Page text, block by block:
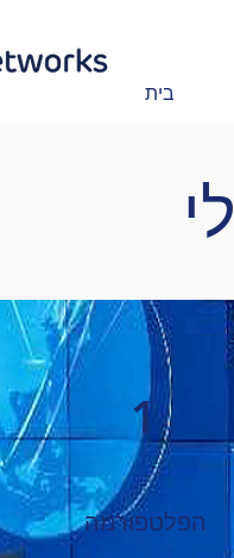
בית
1
הפלטפורמה